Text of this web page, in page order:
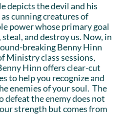
depicts the devil and his
cunning creatures of
power whose primary goal
and destroy us. Now, in
breaking Benny Hinn
Ministry class sessions,
Hinn offers clear-cut
to help you recognize and
enemies of your soul. The
defeat the enemy does not
strength but comes from